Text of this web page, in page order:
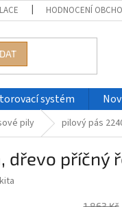
HODNOCENÍ
systém
pily pilový pás
dřevo příčný